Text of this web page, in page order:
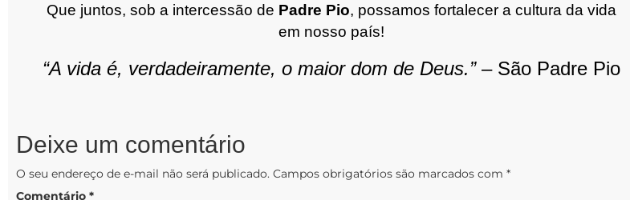
baixo
aumentar
Que juntos, sob a intercessão de Padre Pio, possamos fortalecer a cultura da vida
em nosso país!
“A vida é, verdadeiramente, o maior dom de Deus.”– São Padre Pio
Deixe um comentário
O seu endereço de e-mail não será publicado. Campos obrigatórios são marcados com *
Comentário *